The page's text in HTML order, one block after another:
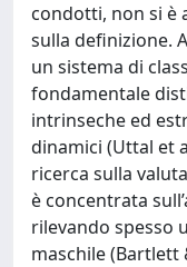
condotti, non si è
sulla definizione.
un sistema di
fondamentale
intrinseche ed
dinamici (Uttal et
ricerca sulla
è concentrata
rilevando spesso
maschile (Bartlett